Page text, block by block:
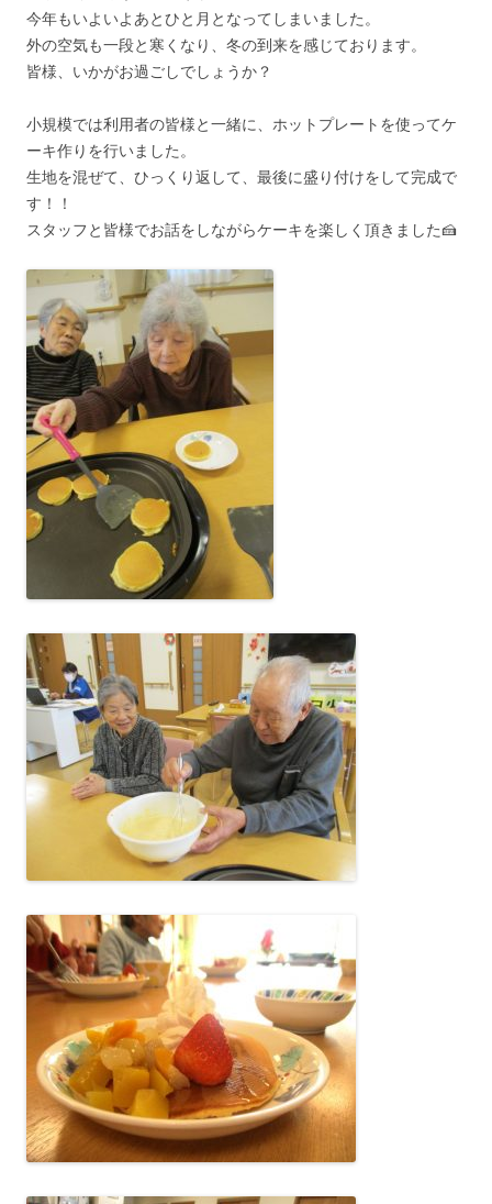
今年もいよいよあとひと月となってしまいました。
外の空気も一段と寒くなり、冬の到来を感じております。
皆様、いかがお過ごしでしょうか？
小規模では利用者の皆様と一緒に、ホットプレートを使ってケ
ーキ作りを行いました。
生地を混ぜて、ひっくり返して、最後に盛り付けをして完成で
す！！
スタッフと皆様でお話をしながらケーキを楽しく頂きました🍰